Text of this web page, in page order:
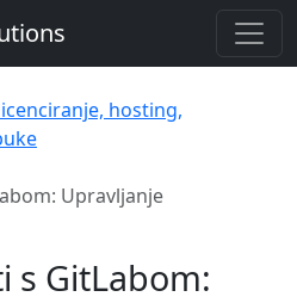
hosting,
Upravljanje
s GitLabom: